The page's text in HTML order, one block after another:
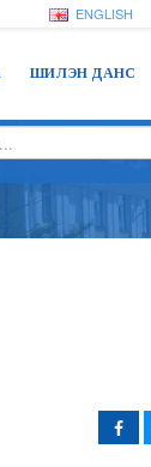
ENGLISH
ШИЛЭН ДАНС